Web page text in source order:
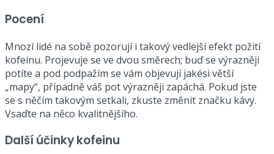
Pocení
Mnozí lidé na sobě pozorují i takový vedlejší efekt požití
kofeinu. Projevuje se ve dvou směrech; buď se výrazněji
potíte a pod podpažím se vám objevují jakési větší
„mapy“, případně váš pot výrazněji zapáchá. Pokud jste
se s něčím takovým setkali, zkuste změnit značku kávy.
Vsaďte na něco kvalitnějšího.
Další účinky kofeinu